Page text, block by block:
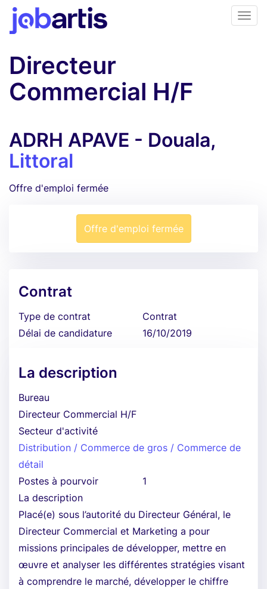
Directeur
Commercial H/F
ADRH APAVE - Douala,
Littoral
Offre d'emploi fermée
Offre d'emploi fermée
Contrat
Type de contrat
Contrat
Délai de candidature
16/10/2019
La description
Bureau
Directeur Commercial H/F
Secteur d'activité
Distribution / Commerce de gros / Commerce de
détail
Postes à pourvoir
1
La description
Placé(e) sous l’autorité du Directeur Général, le
Directeur Commercial et Marketing a pour
missions principales de développer, mettre en
œuvre et analyser les différentes stratégies visant
à comprendre le marché, développer le chiffre